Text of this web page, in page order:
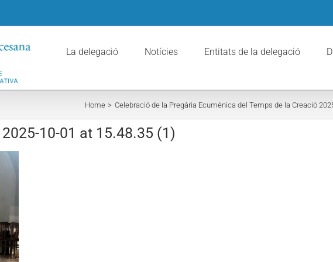
La delegació Notícies Entitats de la delegació
Home Celebració de la Pregària Ecumènica del Temps de la Creació
10-01 at 15.48.35 (1)